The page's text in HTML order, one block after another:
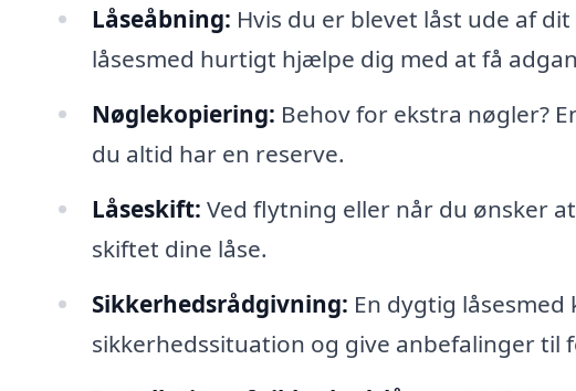
Låseåbning: Hvis du er blevet låst ude af
låsesmed hurtigt hjælpe dig med at få
Nøglekopiering: Behov for ekstra nøgler?
du altid har en reserve.
Låseskift: Ved flytning eller når du ønsker
skiftet dine låse.
Sikkerhedsrådgivning: En dygtig
sikkerhedssituation og give anbefalinger til